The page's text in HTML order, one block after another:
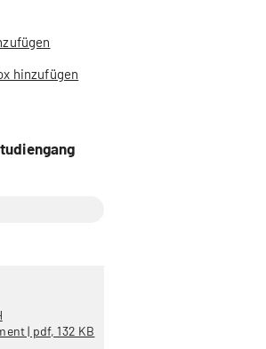
hinzufügen
| pdf, 132 KB